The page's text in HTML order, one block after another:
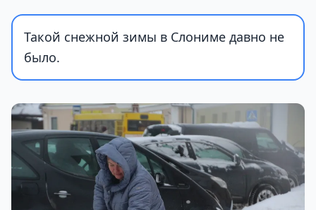
Такой снежной зимы в Слониме давно не
было.